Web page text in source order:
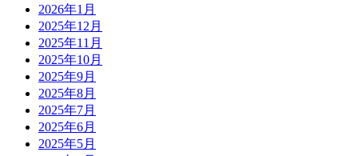
2026年1月
2025年12月
2025年11月
2025年10月
2025年9月
2025年8月
2025年7月
2025年6月
2025年5月